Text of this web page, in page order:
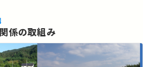
係の取組み